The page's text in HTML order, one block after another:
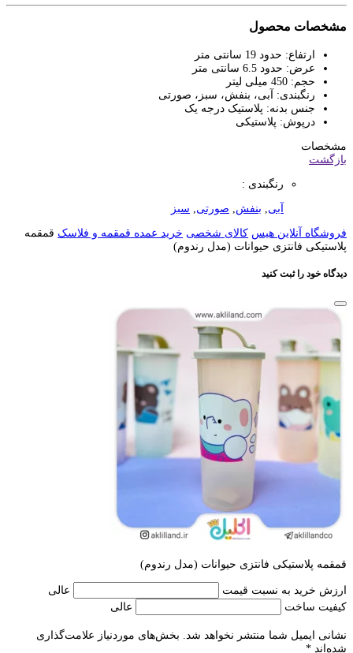
مشخصات محصول
ارتفاع: حدود 19 سانتی متر
عرض: حدود 6.5 سانتی متر
حجم: 450 میلی لیتر
رنگبندی: آبی، بنفش، سبز، صورتی
جنس بدنه: پلاستیک درجه یک
درپوش: پلاستیکی
مشخصات
بازگشت
رنگبندی :
آبی بنفش صورتی سبز
فروشگاه آنلاین هیس کالای شخصی خرید عمده قمقمه و فلاسک قمقمه
پلاستیکی فانتزی حیوانات (مدل رندوم)
دیدگاه خود را ثبت کنید
قمقمه پلاستیکی فانتزی حیوانات (مدل رندوم)
ارزش خرید به نسبت قیمت
عالی
کیفیت ساخت
عالی
نشانی ایمیل شما منتشر نخواهد شد.
بخش‌های موردنیاز علامت‌گذاری
شده‌اند *